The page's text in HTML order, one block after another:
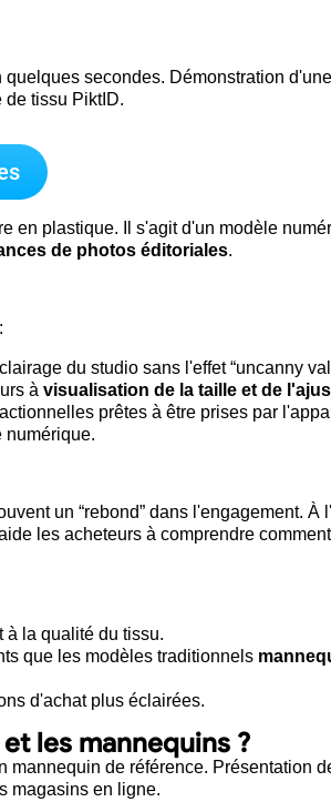
en plastique. Il s'agit d'un modèle
de photos éditoriales.
du studio sans l'effet “uncanny
à visualisation de la taille et de
prêtes à être prises par
numérique.
un “rebond” dans l'engagement. À
les acheteurs à comprendre
à la qualité du tissu.
que les modèles traditionnels
d'achat plus éclairées.
les mannequins ?